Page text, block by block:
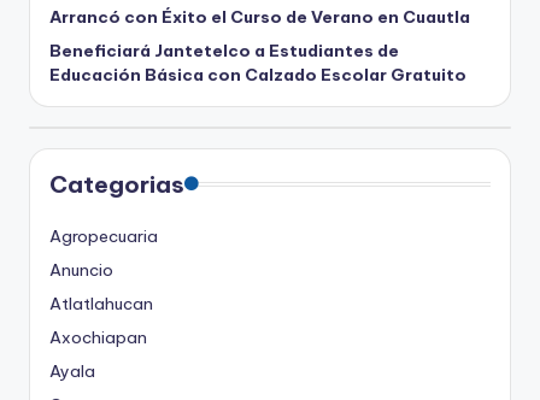
Arrancó con Éxito el Curso de Verano en Cuautla
Beneficiará Jantetelco a Estudiantes de
Educación Básica con Calzado Escolar Gratuito
Categorias
Agropecuaria
Anuncio
Atlatlahucan
Axochiapan
Ayala